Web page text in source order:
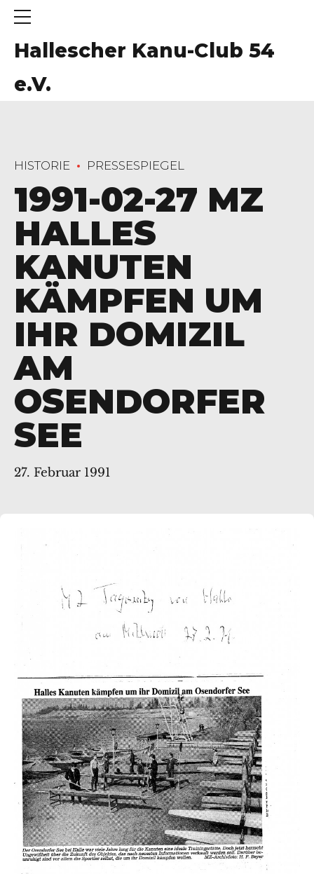
Hallescher Kanu-Club 54
e.V.
HISTORIE PRESSESPIEGEL
1991-02-27 MZ
HALLES
KANUTEN
KÄMPFEN UM
IHR DOMIZIL
AM
OSENDORFER
SEE
27. Februar 1991